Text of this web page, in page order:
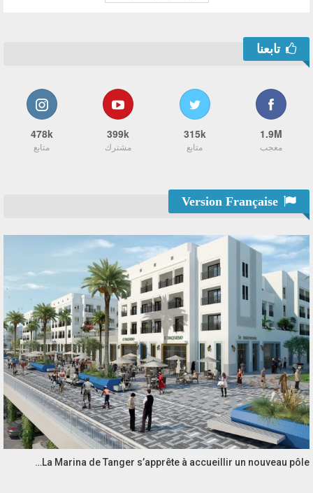
تابعنا
1.9M
معجب
315k
متابع
399k
مشترك
478k
متابع
La Marina de Tanger s’apprête à accueillir un nouveau pôle…